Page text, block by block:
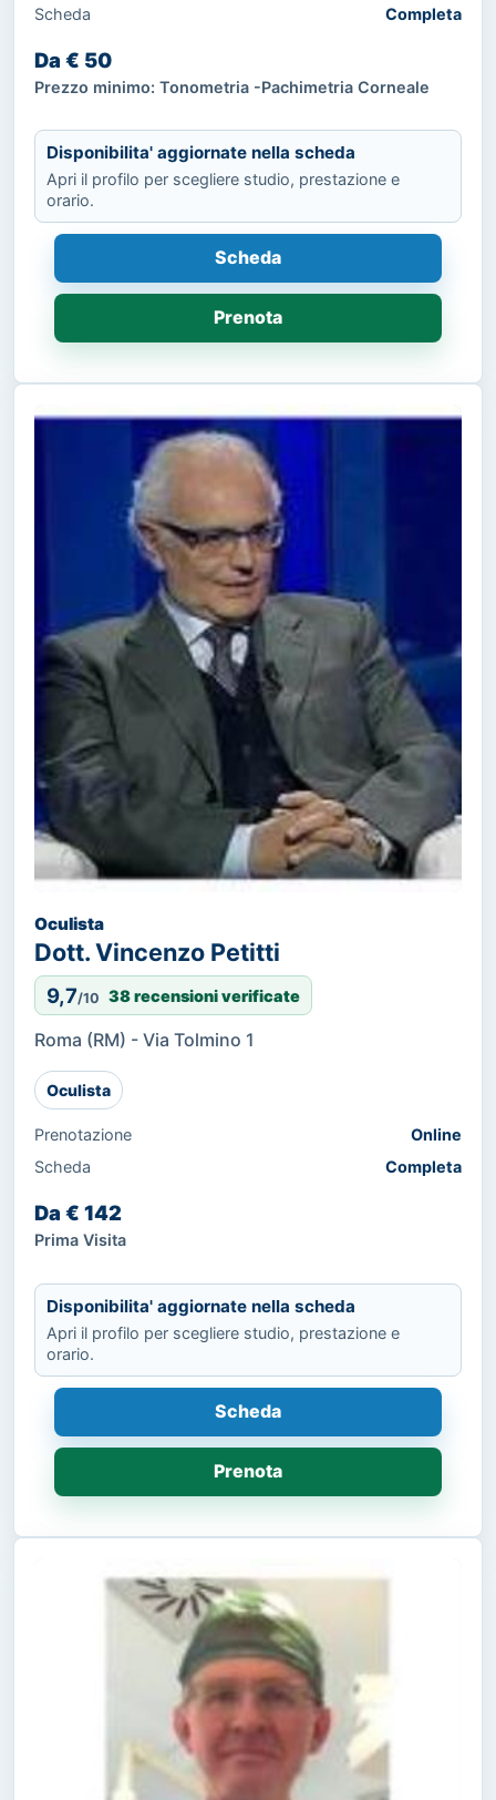
Scheda
Completa
Da € 50
Prezzo minimo: Tonometria -Pachimetria Corneale
Disponibilita' aggiornate nella scheda
Apri il profilo per scegliere studio, prestazione e
orario.
Scheda
Prenota
Oculista
Dott. Vincenzo Petitti
9,7/10 38 recensioni verificate
Roma (RM) - Via Tolmino 1
Oculista
Prenotazione
Online
Scheda
Completa
Da € 142
Prima Visita
Disponibilita' aggiornate nella scheda
Apri il profilo per scegliere studio, prestazione e
orario.
Scheda
Prenota